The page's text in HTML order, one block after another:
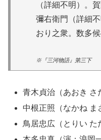
（詳細不明）。
彌右衛門（詳細
おり之衆。数多
※『三河物語』第三下
青木貞治（あおき さ
中根正照（なかね ま
鳥居忠広（とりい た